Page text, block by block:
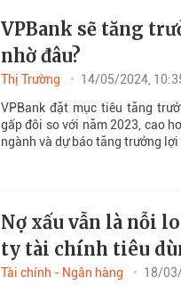
VPBank sẽ tăng
nhờ đâu?
Thị Trường
14/05/2024,
VPBank đặt mục tiêu tăng
gấp đôi so với năm 2023, cao
ngành và dự báo tăng trưởng lợi
Nợ xấu vẫn là nỗi
ty tài chính tiêu
Tài chính - Ngân hàng
18/